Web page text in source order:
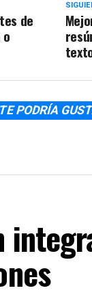
de
TE PODRÍA